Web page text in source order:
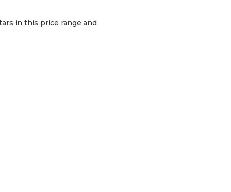
in this price range and